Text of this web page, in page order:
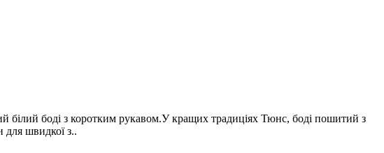
білий боді з коротким рукавом.У кращих традиціях Тюнс, боді пошитий з
для швидкої з..